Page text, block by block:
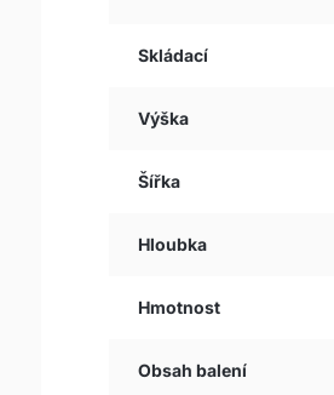
Skládací
Výška
Šířka
Hloubka
Hmotnost
Obsah balení